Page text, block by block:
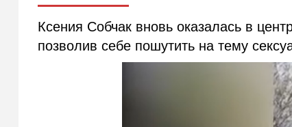
Ксения Собчак вновь оказалась в
позволив себе пошутить на тему